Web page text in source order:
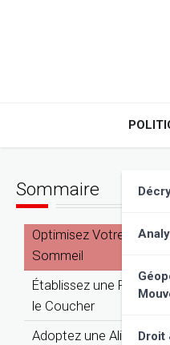
Droit
Sommaire
Optimisez Votre
Sommeil
Établissez une Routine
le Coucher
Adoptez une